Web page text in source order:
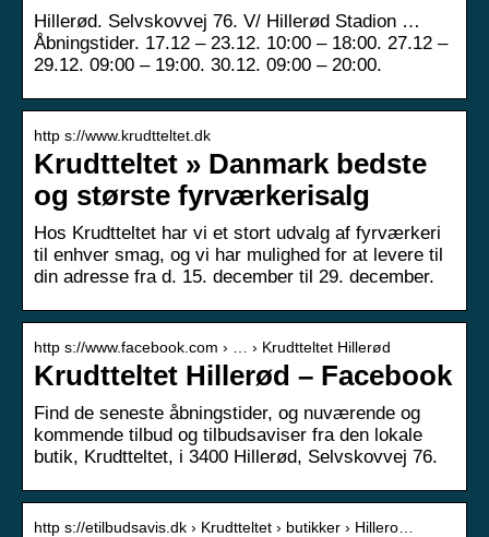
Hillerød. Selvskovvej 76. V/ Hillerød Stadion …
Åbningstider. 17.12 – 23.12. 10:00 – 18:00. 27.12 –
29.12. 09:00 – 19:00. 30.12. 09:00 – 20:00.
http s://www.krudtteltet.dk
Krudtteltet » Danmark bedste
og største fyrværkerisalg
Hos Krudtteltet har vi et stort udvalg af fyrværkeri
til enhver smag, og vi har mulighed for at levere til
din adresse fra d. 15. december til 29. december.
http s://www.facebook.com › … › Krudtteltet Hillerød
Krudtteltet Hillerød – Facebook
Find de seneste åbningstider, og nuværende og
kommende tilbud og tilbudsaviser fra den lokale
butik, Krudtteltet, i 3400 Hillerød, Selvskovvej 76.
http s://etilbudsavis.dk › Krudtteltet › butikker › Hillero…